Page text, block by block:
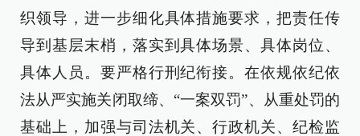
织领导，进一步细化具体措施要求，把责任传
导到基层末梢，落实到具体场景、具体岗位、
具体人员。要严格行刑纪衔接。在依规依纪依
法从严实施关闭取缔、“一案双罚”、从重处罚的
基础上，加强与司法机关、行政机关、纪检监